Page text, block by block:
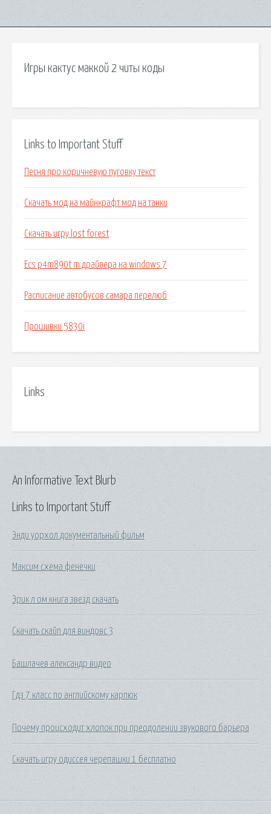
Игры кактус маккой 2 читы коды
Links to Important Stuff
Песня про коричневую пуговку текст
Скачать мод на майнкрафт мод на танки
Скачать игру lost forest
Ecs p4m890t m драйвера на windows 7
Расписание автобусов самара перелюб
Прошивки 5830i
Links
Links to Important Stuff
Энди уорхол документальный фильм
Максим схема фенечки
Эрик л ом книга звезд скачать
Скачать скайп для виндовс 3
Башлачев александр видео
Гдз 7 класс по английскому карпюк
Почему происходит хлопок при преодолении звукового барьера
Скачать игру одиссея черепашки 1 бесплатно
An Informative Text Blurb